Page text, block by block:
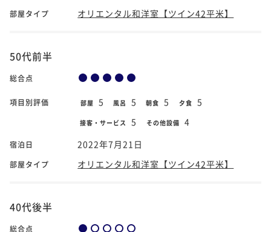
部屋タイプ オリエンタル和洋室【ツイン42平米】
50代前半
総合点
項目別評価 部屋 5 風呂 5 朝食 5 夕食 5
接客・サービス 5 その他設備 4
宿泊日 2022年7月21日
部屋タイプ オリエンタル和洋室【ツイン42平米】
40代後半
総合点